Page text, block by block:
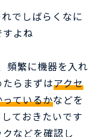
でしばらくなに
よね
頻繁に機器を入れ
らまずはアクセ
ているかなどを
ておきたいです
などを確認し